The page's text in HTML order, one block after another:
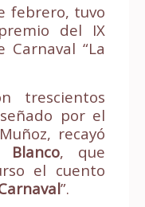
febrero, tuvo
del IX
Carnaval “La
trescientos
por el
recayó
Blanco, que
el cuento
”.